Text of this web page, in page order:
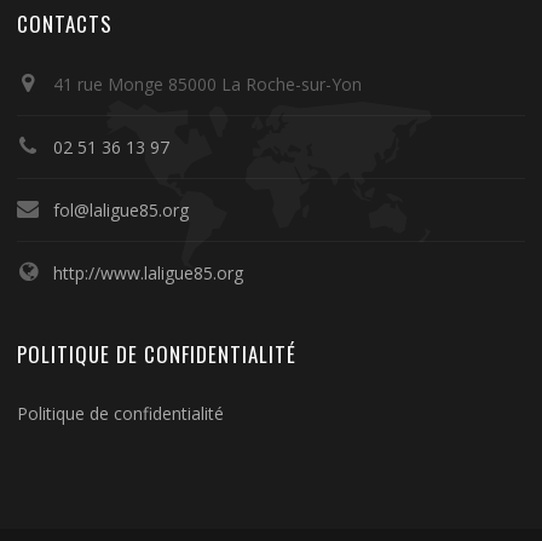
CONTACTS
41 rue Monge 85000 La Roche-sur-Yon
02 51 36 13 97
fol@laligue85.org
http://www.laligue85.org
POLITIQUE DE CONFIDENTIALITÉ
Politique de confidentialité